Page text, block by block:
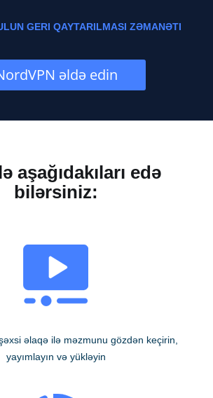
GERI QAYTARILMASI ZƏMANƏTI
əldə edin
aşağıdakıları edə
bilərsiniz:
əlaqə ilə məzmunu gözdən keçirin,
yayımlayın və yükləyin